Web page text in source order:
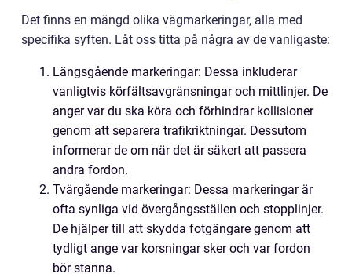
Det finns en mängd olika vägmarkeringar, alla med
specifika syften. Låt oss titta på några av de vanligaste:
Längsgående markeringar: Dessa inkluderar
vanligtvis körfältsavgränsningar och mittlinjer. De
anger var du ska köra och förhindrar kollisioner
genom att separera trafikriktningar. Dessutom
informerar de om när det är säkert att passera
andra fordon.
Tvärgående markeringar: Dessa markeringar är
ofta synliga vid övergångsställen och stopplinjer.
De hjälper till att skydda fotgängare genom att
tydligt ange var korsningar sker och var fordon
bör stanna.